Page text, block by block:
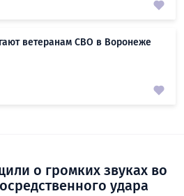
ветеранам СВО в Воронеже
о громких звуках во
удара